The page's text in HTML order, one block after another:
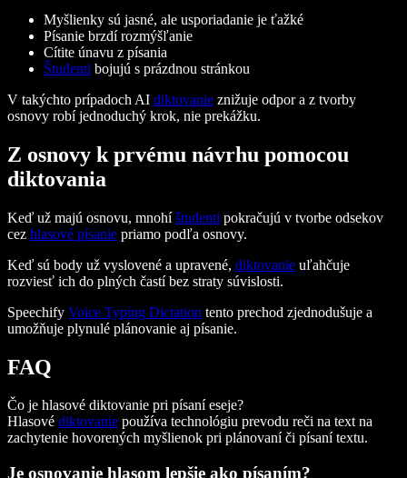
Myšlienky sú jasné, ale usporiadanie je ťažké
Písanie brzdí rozmýšľanie
Cítite únavu z písania
Študenti bojujú s prázdnou stránkou
V takýchto prípadoch AI diktovanie znižuje odpor a z tvorby
osnovy robí jednoduchý krok, nie prekážku.
Z osnovy k prvému návrhu pomocou
diktovania
Keď už majú osnovu, mnohíštudenti pokračujú v tvorbe odsekov
cez hlasové písanie priamo podľa osnovy.
Keď sú body už vyslovené a upravené, diktovanie uľahčuje
rozviesť ich do plných častí bez straty súvislosti.
Speechify Voice Typing Dictation tento prechod zjednodušuje a
umožňuje plynulé plánovanie aj písanie.
FAQ
Čo je hlasové diktovanie pri písaní eseje?
Hlasové diktovanie používa technológiu prevodu reči na text na
zachytenie hovorených myšlienok pri plánovaní či písaní textu.
Je osnovanie hlasom lepšie ako písaním?